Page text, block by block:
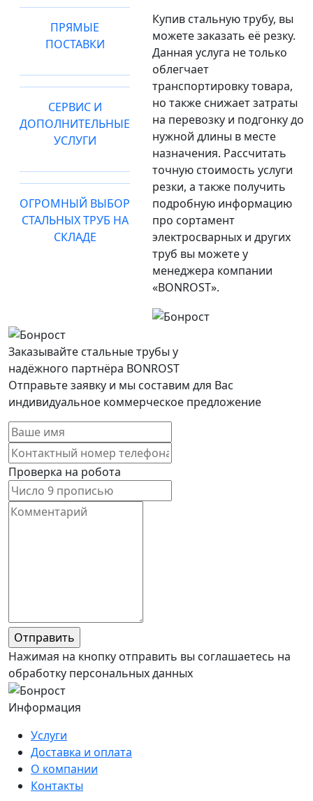
ПРЯМЫЕ
ПОСТАВКИ
СЕРВИС И
ДОПОЛНИТЕЛЬНЫЕ
УСЛУГИ
ОГРОМНЫЙ ВЫБОР
СТАЛЬНЫХ ТРУБ НА
СКЛАДЕ
Купив стальную трубу, вы
можете заказать её резку.
Данная услуга не только
облегчает
транспортировку товара,
но также снижает затраты
на перевозку и подгонку до
нужной длины в месте
назначения. Рассчитать
точную стоимость услуги
резки, а также получить
подробную информацию
про сортамент
электросварных и других
труб вы можете у
менеджера компании
«BONROST».
Заказывайте стальные трубы у
надёжного партнёра BONROST
Отправьте заявку и мы составим для Вас
индивидуальное коммерческое предложение
Проверка на робота
Нажимая на кнопку отправить вы соглашаетесь на
обработку персональных данных
Информация
Услуги
Доставка и оплата
О компании
Контакты